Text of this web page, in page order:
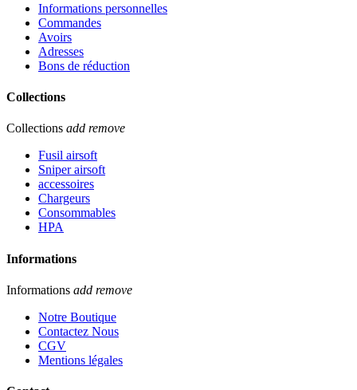
Informations personnelles
Commandes
Avoirs
Adresses
Bons de réduction
Collections
Collections add remove
Fusil airsoft
Sniper airsoft
accessoires
Chargeurs
Consommables
HPA
Informations
Informations add remove
Notre Boutique
Contactez Nous
CGV
Mentions légales